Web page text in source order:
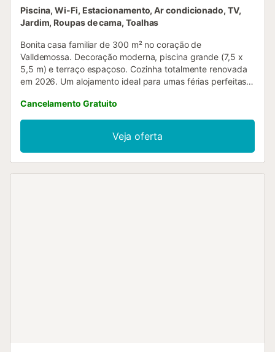
Piscina, Wi-Fi, Estacionamento, Ar condicionado, TV,
Jardim, Roupas de cama, Toalhas
Bonita casa familiar de 300 m² no coração de
Valldemossa. Decoração moderna, piscina grande (7,5 x
5,5 m) e terraço espaçoso. Cozinha totalmente renovada
em 2026. Um alojamento ideal para umas férias perfeitas
grupos de amigos e está situada no centro de
Valldemossa. Fica a cerca de 15-20 minutos de carro da
cidade de Palma e das principais praias e enseadas da
região. Dispõem de todas as comodidades para uma
estadia confortável, como cozinha equipada, espaços
Cancelamento Gratuito
Veja oferta